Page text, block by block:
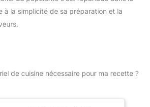
à la simplicité de sa préparation et la
de cuisine nécessaire pour ma recette ?